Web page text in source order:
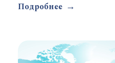
Подробнее